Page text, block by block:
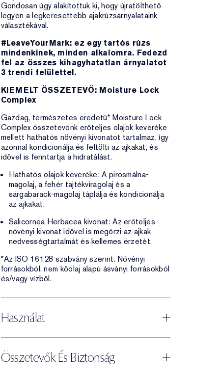
Gondosan úgy alakítottuk ki, hogy újratölthető
legyen a legkeresettebb ajakrúzsárnyalataink
választékával.
#LeaveYourMark: ez egy tartós rúzs
mindenkinek, minden alkalomra. Fedezd
fel az összes kihagyhatatlan árnyalatot
3 trendi felülettel.
KIEMELT ÖSSZETEVŐ: Moisture Lock
Complex
Gazdag, természetes eredetű* Moisture Lock
Complex összetevőnk erőteljes olajok keveréke
mellett hathatós növényi kivonatot tartalmaz, így
azonnal kondicionálja és feltölti az ajkakat, és
idővel is fenntartja a hidratálást.
Hathatós olajok keveréke: A pirosmálna-
magolaj, a fehér tajtékvirágolaj és a
sárgabarack-magolaj táplálja és kondicionálja
az ajkakat.
Salicornea Herbacea kivonat: Az erőteljes
növényi kivonat idővel is megőrzi az ajkak
nedvességtartalmát és kellemes érzetét.
*Az ISO 16128 szabvány szerint. Növényi
forrásokból, nem kőolaj alapú ásványi forrásokból
és/vagy vízből.
Használat
Összetevők És Biztonság